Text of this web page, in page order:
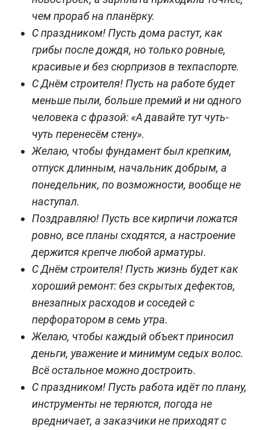
чем прораб на планёрку.
С праздником! Пусть дома растут, как
грибы после дождя, но только ровные,
красивые и без сюрпризов в техпаспорте.
С Днём строителя! Пусть на работе будет
меньше пыли, больше премий и ни одного
человека с фразой: «А давайте тут чуть-
чуть перенесём стену».
Желаю, чтобы фундамент был крепким,
отпуск длинным, начальник добрым, а
понедельник, по возможности, вообще не
наступал.
Поздравляю! Пусть все кирпичи ложатся
ровно, все планы сходятся, а настроение
держится крепче любой арматуры.
С Днём строителя! Пусть жизнь будет как
хороший ремонт: без скрытых дефектов,
внезапных расходов и соседей с
перфоратором в семь утра.
Желаю, чтобы каждый объект приносил
деньги, уважение и минимум седых волос.
Всё остальное можно достроить.
С праздником! Пусть работа идёт по плану,
инструменты не теряются, погода не
вредничает, а заказчики не приходят с